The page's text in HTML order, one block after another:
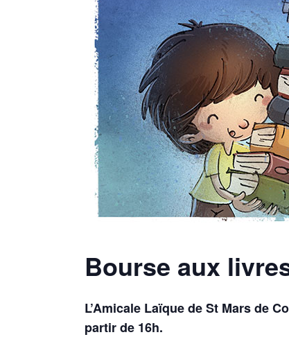
Bourse aux
L’Amicale Laïque de St Mars de
partir de 16h.